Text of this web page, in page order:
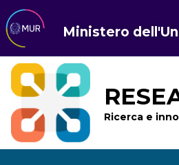
Ministero
Ricerca e